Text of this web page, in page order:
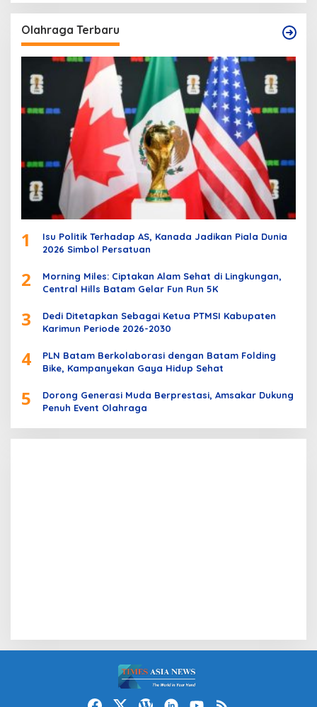
Olahraga Terbaru
1
Isu Politik Terhadap AS, Kanada Jadikan Piala Dunia
2026 Simbol Persatuan
2
Morning Miles: Ciptakan Alam Sehat di Lingkungan,
Central Hills Batam Gelar Fun Run 5K
3
Dedi Ditetapkan Sebagai Ketua PTMSI Kabupaten
Karimun Periode 2026-2030
4
PLN Batam Berkolaborasi dengan Batam Folding
Bike, Kampanyekan Gaya Hidup Sehat
5
Dorong Generasi Muda Berprestasi, Amsakar Dukung
Penuh Event Olahraga